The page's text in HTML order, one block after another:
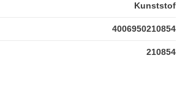
Kunststof
4006950210854
210854